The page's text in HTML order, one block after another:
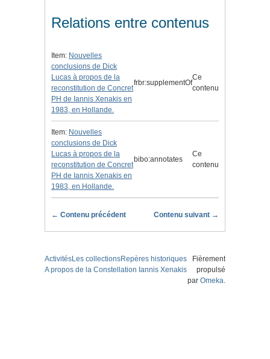
Relations entre contenus
Item: Nouvelles
conclusions de Dick
Lucas à propos de la
reconstitution de Concret
PH de Iannis Xenakis en
1983, en Hollande.
frbr:supplementOf
Ce
contenu
Item: Nouvelles
conclusions de Dick
Lucas à propos de la
reconstitution de Concret
PH de Iannis Xenakis en
1983, en Hollande.
bibo:annotates
Ce
contenu
← Contenu précédent Contenu suivant →
ActivitésLes collectionsRepères historiques
A propos de la Constellation Iannis Xenakis
Fièrement
propulsé
par Omeka.